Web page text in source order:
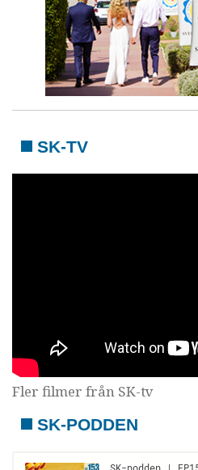
SK-TV
Fler filmer från SK-tv
SK-PODDEN